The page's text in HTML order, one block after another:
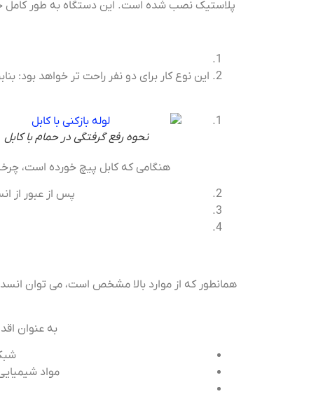
پلاستیک نصب شده است. این دستگاه به طور کامل
این نوع کار برای دو نفر راحت تر خواهد بود:
نحوه رفع گرفتگی در حمام با کابل
هنگامی که کابل پیچ خورده است،
پس از عبور از
همانطور که از موارد بالا مشخص است، می توان
به عنوان
مواد